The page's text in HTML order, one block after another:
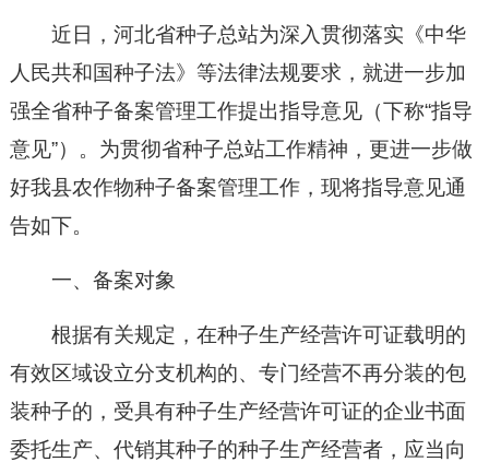
近日，河北省种子总站为深入贯彻落实《中华
人民共和国种子法》等法律法规要求，就进一步加
强全省种子备案管理工作提出指导意见（下称“指导
意见”）。为贯彻省种子总站工作精神，更进一步做
好我县农作物种子备案管理工作，现将指导意见通
告如下。
一、备案对象
根据有关规定，在种子生产经营许可证载明的
有效区域设立分支机构的、专门经营不再分装的包
装种子的，受具有种子生产经营许可证的企业书面
委托生产、代销其种子的种子生产经营者，应当向